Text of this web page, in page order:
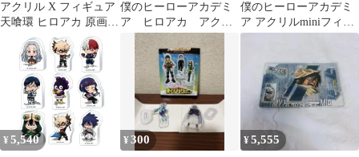
アクリル X フィギュア
天喰環 ヒロアカ 原画展
僕のヒーローアカデミ
僕のヒーローアカデミ
ア ヒロアカ アクリ
ルminiフィギュア 通
形 天喰
僕のヒーローアカデミ
ア アクリルminiフィギ
ュア 天喰環 通形ミリオ
¥ 5,540 ¥300 ¥5,555